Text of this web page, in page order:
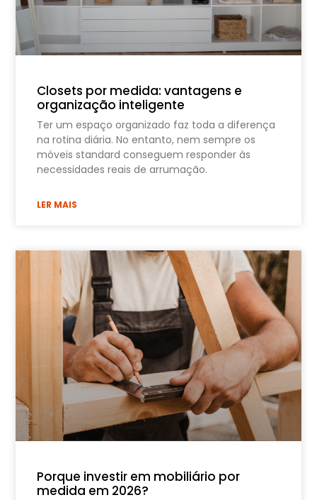
Closets por medida: vantagens e
organização inteligente
Ter um espaço organizado faz toda a diferença
na rotina diária. No entanto, nem sempre os
móveis standard conseguem responder às
necessidades reais de arrumação.
LER MAIS
Porque investir em mobiliário por
medida em 2026?